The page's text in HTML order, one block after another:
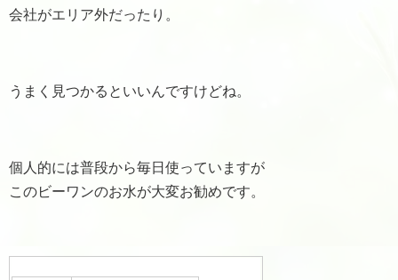
会社がエリア外だったり。
うまく見つかるといいんですけどね。
個人的には普段から毎日使っていますが
このビーワンのお水が大変お勧めです。